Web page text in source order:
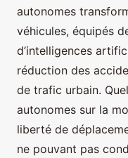
autonomes
véhicules, équipés
d’intelligences
réduction des
de trafic urbain.
autonomes sur la
liberté de
ne pouvant pas